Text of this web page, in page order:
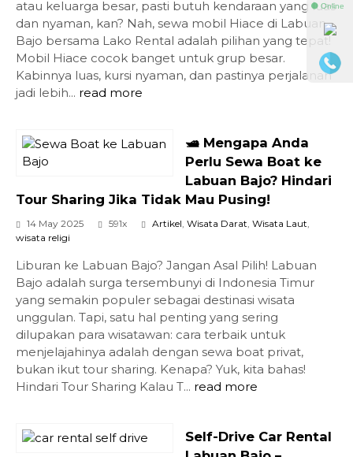
atau keluarga besar, pasti butuh kendaraan yang luas
dan nyaman, kan? Nah, sewa mobil Hiace di Labuan
Bajo bersama Lako Rental adalah pilihan yang tepat!
Mobil Hiace cocok banget untuk grup besar.
Kabinnya luas, kursi nyaman, dan pastinya perjalanan
jadi lebih... read more
🛥️ Mengapa Anda
Perlu Sewa Boat ke
Labuan Bajo? Hindari
Tour Sharing Jika Tidak Mau Pusing!
14 May 2025 591x Artikel, Wisata Darat, Wisata Laut,
wisata religi
Liburan ke Labuan Bajo? Jangan Asal Pilih! Labuan
Bajo adalah surga tersembunyi di Indonesia Timur
yang semakin populer sebagai destinasi wisata
unggulan. Tapi, satu hal penting yang sering
dilupakan para wisatawan: cara terbaik untuk
menjelajahinya adalah dengan sewa boat privat,
bukan ikut tour sharing. Kenapa? Yuk, kita bahas!
Hindari Tour Sharing Kalau T... read more
Self-Drive Car Rental
⚫ Online